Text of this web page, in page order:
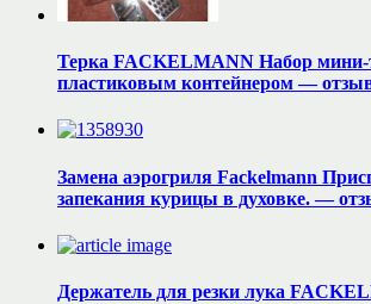
Терка FACKELMANN Набор мини-
пластиковым контейнером —
Замена аэрогриля Fackelmann
запекания курицы в духовке. —
Держатель для резки лука